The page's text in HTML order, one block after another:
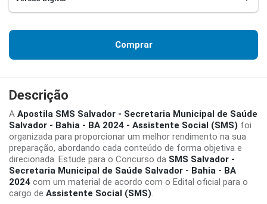
Comprar
Descrição
A Apostila SMS Salvador - Secretaria Municipal de Saúde
Salvador - Bahia - BA 2024 - Assistente Social (SMS) foi
organizada para proporcionar um melhor rendimento na sua
preparação, abordando cada conteúdo de forma objetiva e
direcionada. Estude para o Concurso da SMS Salvador -
Secretaria Municipal de Saúde Salvador - Bahia - BA
2024 com um material de acordo com o Edital oficial para o
cargo de Assistente Social (SMS).